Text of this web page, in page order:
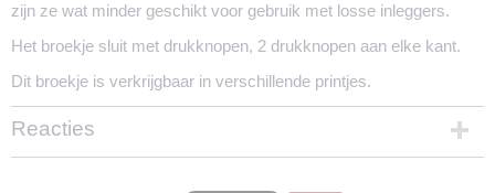
zijn ze wat minder geschikt voor gebruik met losse inleggers.
Het broekje sluit met drukknopen, 2 drukknopen aan elke kant.
Dit broekje is verkrijgbaar in verschillende printjes.
Reacties